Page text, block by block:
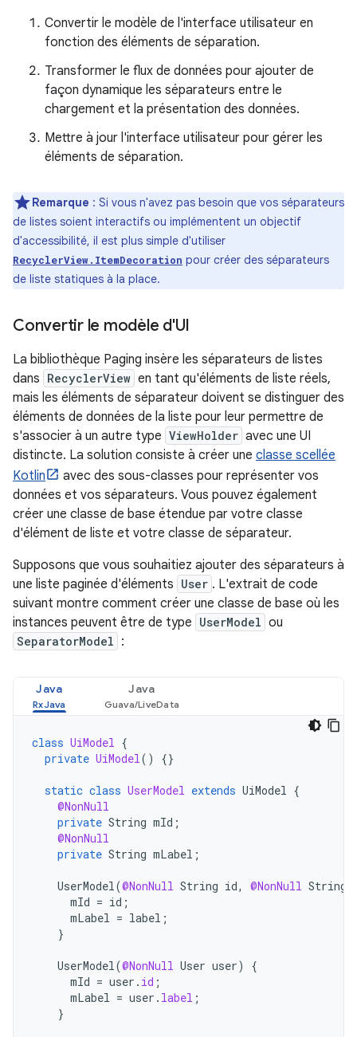
Convertir le modèle de l'interface utilisateur en
fonction des éléments de séparation.
Transformer le flux de données pour ajouter de
façon dynamique les séparateurs entre le
chargement et la présentation des données.
Mettre à jour l'interface utilisateur pour gérer les
éléments de séparation.
Remarque : Si vous n'avez pas besoin que vos séparateurs
de listes soient interactifs ou implémentent un objectif
d'accessibilité, il est plus simple d'utiliser
RecyclerView.ItemDecoration pour créer des séparateurs
de liste statiques à la place.
Convertir le modèle d'UI
La bibliothèque Paging insère les séparateurs de listes
dans RecyclerView en tant qu'éléments de liste réels,
mais les éléments de séparateur doivent se distinguer des
éléments de données de la liste pour leur permettre de
s'associer à un autre type ViewHolder avec une UI
distincte. La solution consiste à créer une classe scellée
Kotlin
avec des sous-classes pour représenter vos
données et vos séparateurs. Vous pouvez également
créer une classe de base étendue par votre classe
d'élément de liste et votre classe de séparateur.
Supposons que vous souhaitiez ajouter des séparateurs à
une liste paginée d'éléments User . L'extrait de code
suivant montre comment créer une classe de base où les
instances peuvent être de type UserModel ou
SeparatorModel :
Java Java
class UiModel {
private UiModel() {}
static class UserModel extends UiModel {
@NonNull
private String mId ;
@NonNull
private String mLabel ;
UserModel(@NonNull String id, @NonNull String
mId = id ;
mLabel = label ;
}
UserModel(@NonNull User user)
{
mId = user . id ;
mLabel = user . label ;
}